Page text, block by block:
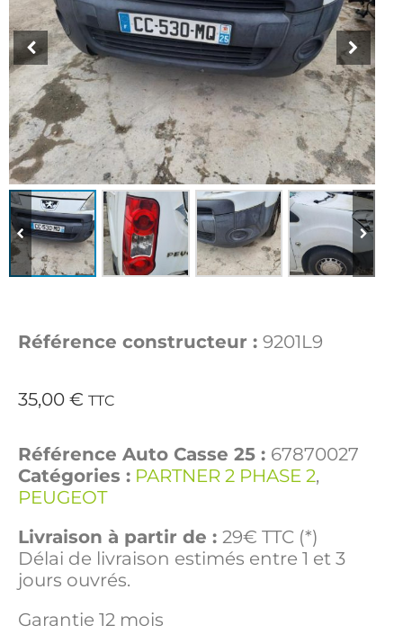
Référence constructeur : 9201L9
35,00 € TTC
Référence Auto Casse 25 : 67870027
Catégories : PARTNER 2 PHASE 2,
PEUGEOT
Livraison à partir de : 29€ TTC (*)
Délai de livraison estimés entre 1 et 3
jours ouvrés.
Garantie 12 mois